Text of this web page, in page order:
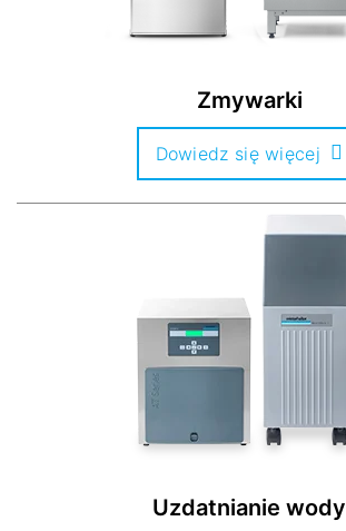
Zmywarki
Dowiedz się więcej
Uzdatnianie wody